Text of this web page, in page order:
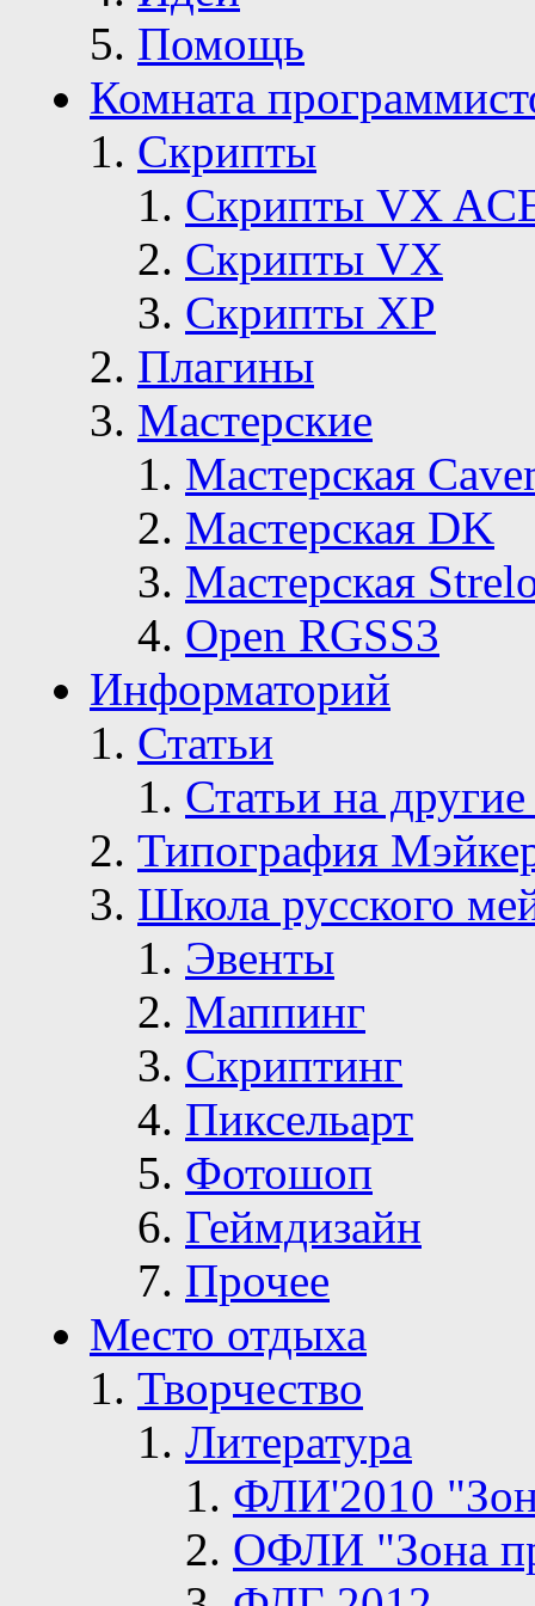
Помощь
Комната
Скрипты
Скрипты VX
Скрипты VX
Скрипты ХР
Плагины
Мастерские
Мастерская
Мастерская DK
Мастерская
Open RGSS3
Информаторий
Статьи
Статьи на
Типография
Школа русского
Эвенты
Маппинг
Скриптинг
Пиксельарт
Фотошоп
Геймдизайн
Прочее
Место отдыха
Творчество
Литература
ФЛИ'2010
ОФЛИ "Зона